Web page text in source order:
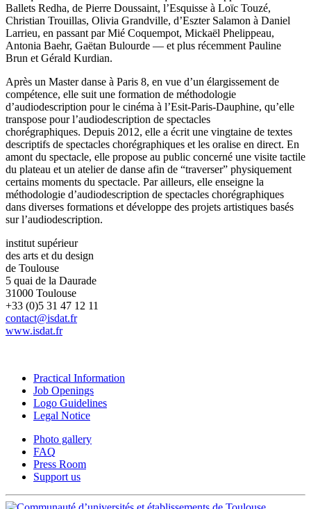
Ballets Redha, de Pierre Doussaint, l’Esquisse à Loïc Touzé,
Christian Trouillas, Olivia Grandville, d’Eszter Salamon à Daniel
Larrieu, en passant par Mié Coquempot, Mickaël Phelippeau,
Antonia Baehr, Gaëtan Bulourde — et plus récemment Pauline
Brun et Gérald Kurdian.
Après un Master danse à Paris 8, en vue d’un élargissement de
compétence, elle suit une formation de méthodologie
d’audiodescription pour le cinéma à l’Esit-Paris-Dauphine, qu’elle
transpose pour l’audiodescription de spectacles
chorégraphiques. Depuis 2012, elle a écrit une vingtaine de textes
descriptifs de spectacles chorégraphiques et les oralise en direct. En
amont du spectacle, elle propose au public concerné une visite tactile
du plateau et un atelier de danse afin de “traverser” physiquement
certains moments du spectacle. Par ailleurs, elle enseigne la
méthodologie d’audiodescription de spectacles chorégraphiques
dans diverses formations et développe des projets artistiques basés
sur l’audiodescription.
institut supérieur
des arts et du design
de Toulouse
5 quai de la Daurade
31000 Toulouse
+33 (0)5 31 47 12 11
contact@isdat.fr
www.isdat.fr
Practical Information
Job Openings
Logo Guidelines
Legal Notice
Photo gallery
FAQ
Press Room
Support us